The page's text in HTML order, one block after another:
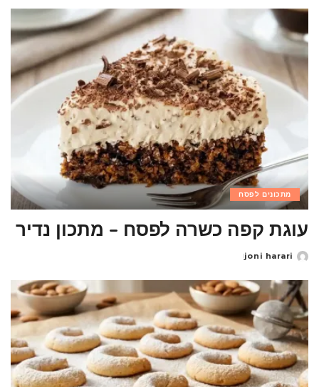
מתכונים לפסח
עוגת קפה כשרה לפסח – מתכון נדיר
Posted
joni harari